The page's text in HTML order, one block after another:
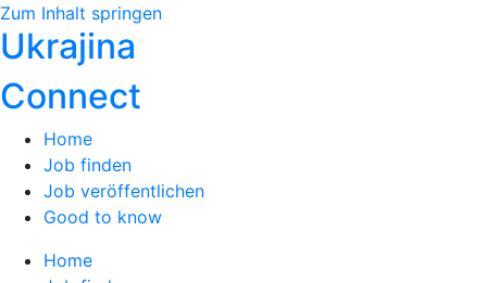
Zum Inhalt springen
Ukrajina
Connect
Home
Job finden
Job veröffentlichen
Good to know
Home